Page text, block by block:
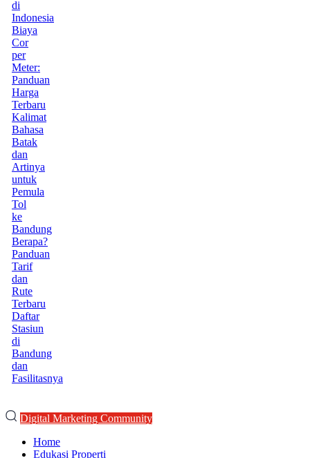
di
Indonesia
Biaya
Cor
per
Meter:
Panduan
Harga
Terbaru
Kalimat
Bahasa
Batak
dan
Artinya
untuk
Pemula
Tol
ke
Bandung
Berapa?
Panduan
Tarif
dan
Rute
Terbaru
Daftar
Stasiun
di
Bandung
dan
Fasilitasnya
Digital Marketing Community
Home
Edukasi Properti